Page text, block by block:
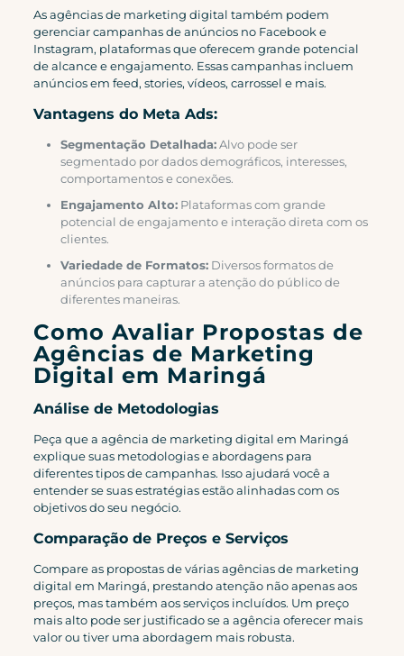
As agências de marketing digital também podem
gerenciar campanhas de anúncios no Facebook e
Instagram, plataformas que oferecem grande potencial
de alcance e engajamento. Essas campanhas incluem
anúncios em feed, stories, vídeos, carrossel e mais.
Vantagens do Meta Ads:
Segmentação Detalhada:Alvo pode ser
segmentado por dados demográficos, interesses,
comportamentos e conexões.
Engajamento Alto:Plataformas com grande
potencial de engajamento e interação direta com os
clientes.
Variedade de Formatos:Diversos formatos de
anúncios para capturar a atenção do público de
diferentes maneiras.
Como Avaliar Propostas de
Agências de Marketing
Digital em Maringá
Análise de Metodologias
Peça que a agência de marketing digital em Maringá
explique suas metodologias e abordagens para
diferentes tipos de campanhas. Isso ajudará você a
entender se suas estratégias estão alinhadas com os
objetivos do seu negócio.
Comparação de Preços e Serviços
Compare as propostas de várias agências de marketing
digital em Maringá, prestando atenção não apenas aos
preços, mas também aos serviços incluídos. Um preço
mais alto pode ser justificado se a agência oferecer mais
valor ou tiver uma abordagem mais robusta.